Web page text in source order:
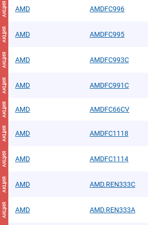
АКЦИЯ AMD AMDFC996
АКЦИЯ AMD AMDFC995
АКЦИЯ AMD AMDFC993C
АКЦИЯ AMD AMDFC991C
АКЦИЯ AMD AMDFC66CV
АКЦИЯ AMD AMDFC1118
АКЦИЯ AMD AMDFC1114
АКЦИЯ AMD AMD.REN333C
АКЦИЯ AMD AMD.REN333A